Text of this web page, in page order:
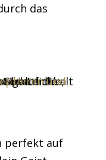
das
perfekt auf